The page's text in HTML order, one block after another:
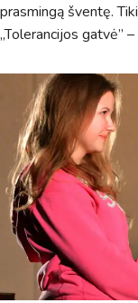
prasmingą šventę.
„Tolerancijos gatvė”